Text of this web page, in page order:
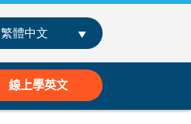
繁體中文
線上學英文